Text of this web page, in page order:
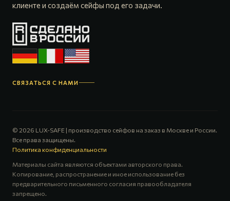
клиенте и создаём сейфы под его задачи.
СВЯЗАТЬСЯ С НАМИ
© 2026 LUX-SAFE | производство сейфов на заказ в Москве и России.
Все права защищены.
Политика конфиденциальности
Материалы сайта являются объектами авторского права.
Копирование, распространение и иное использование без
предварительного письменного согласия правообладателя
запрещено.